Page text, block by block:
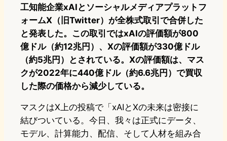
工知能企業xAIとソーシャルメディアプラットフ
ォームX（旧Twitter）が全株式取引で合併した
と発表した。この取引ではxAIの評価額が800
億ドル（約12兆円）、Xの評価額が330億ドル
（約5兆円）とされている。Xの評価額は、マス
クが2022年に440億ドル（約6.6兆円）で買収
した際の価格から減少している。
マスクはX上の投稿で「xAIとXの未来は密接に
結びついている。今日、我々は正式にデータ、
モデル、計算能力、配信、そして人材を組み合